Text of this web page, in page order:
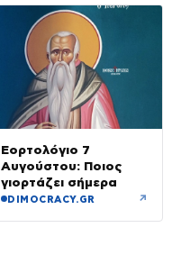
Εορτολόγιο 7
Αυγούστου: Ποιος
γιορτάζει σήμερα
DIMOCRACY.GR ↗